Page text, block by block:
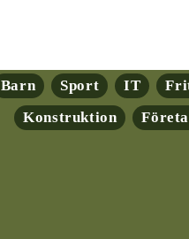
Barn Sport IT
Konstruktion